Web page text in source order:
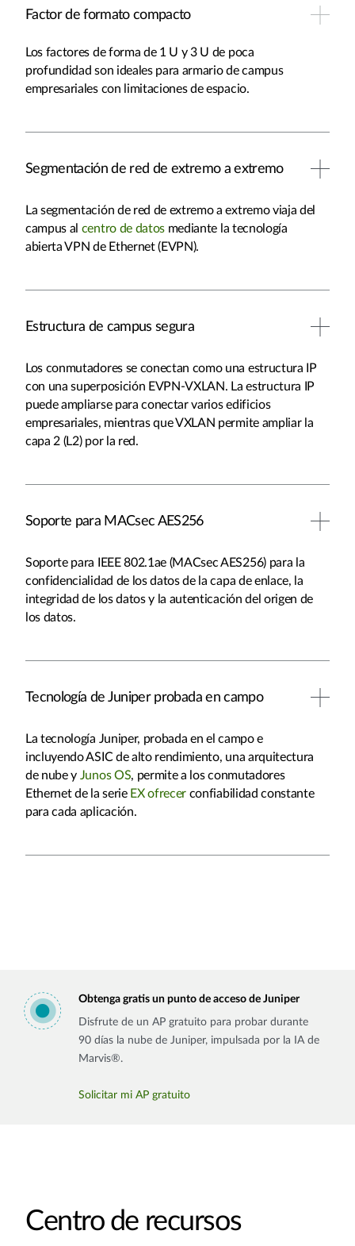
Factor de formato compacto
Los factores de forma de 1 U y 3 U de poca
profundidad son ideales para armario de campus
empresariales con limitaciones de espacio.
Segmentación de red de extremo a extremo
La segmentación de red de extremo a extremo viaja del
campus al centro de datos mediante la tecnología
abierta VPN de Ethernet (EVPN).
Estructura de campus segura
Los conmutadores se conectan como una estructura IP
con una superposición EVPN-VXLAN. La estructura IP
puede ampliarse para conectar varios edificios
empresariales, mientras que VXLAN permite ampliar la
capa 2 (L2) por la red.
Soporte para MACsec AES256
Soporte para IEEE 802.1ae (MACsec AES256) para la
confidencialidad de los datos de la capa de enlace, la
integridad de los datos y la autenticación del origen de
los datos.
Tecnología de Juniper probada en campo
La tecnología Juniper, probada en el campo e
incluyendo ASIC de alto rendimiento, una arquitectura
de nube y Junos OS, permite a los conmutadores
Ethernet de la serie EX ofrecer confiabilidad constante
para cada aplicación.
Obtenga gratis un punto de acceso de Juniper
Disfrute de un AP gratuito para probar durante
90 días la nube de Juniper, impulsada por la IA de
Marvis®.
Solicitar mi AP gratuito
Centro de recursos